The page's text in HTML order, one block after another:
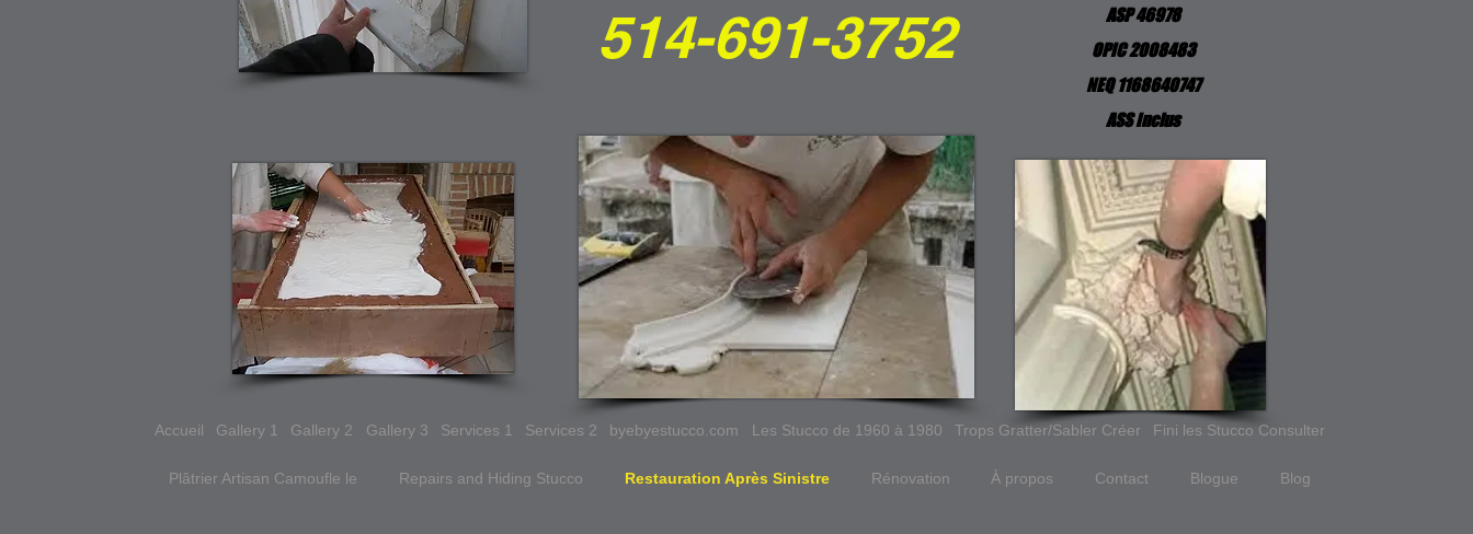
ASP 46978
OPIC 2008483
NEQ 1168640747
ASS Inclus
514-691-3752
Accueil Gallery 1 Gallery 2 Gallery 3 Services 1 Services 2 byebyestucco.com Les Stucco de 1960 à 1980 Trops Gratter/Sabler Créer Fini les Stucco Consulter
Plâtrier Artisan Camoufle le Repairs and Hiding Stucco Restauration Après Sinistre Rénovation À propos Contact Blogue Blog